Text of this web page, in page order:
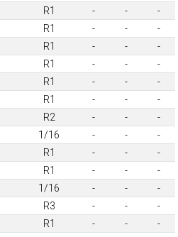
R1 - -
-
R1 - -
-
R1 - -
-
R1 - -
-
R1 - -
-
R1 - -
-
R2 - -
-
1/16 - -
-
R1 - -
-
R1 - -
-
1/16 - -
-
R3 - -
-
R1 - -
-